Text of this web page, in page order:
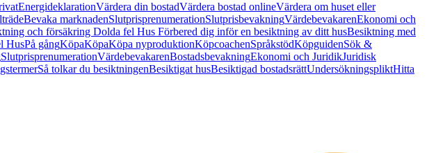
EnergideklarationVärdera din bostadVärdera bostad onlineVärdera om huset eller
Bevaka marknadenSlutprisprenumerationSlutprisbevakningVärdebevakarenEkonomi och
och försäkring Dolda fel Hus Förbered dig inför en besiktning av ditt husBesiktning med
HusPå gångKöpaKöpaKöpa nyproduktionKöpcoachenSpråkstödKöpguidenSök &
SlutprisprenumerationVärdebevakarenBostadsbevakningEkonomi och JuridikJuridisk
Så tolkar du besiktningenBesiktigat husBesiktigad bostadsrättUndersökningspliktHitta